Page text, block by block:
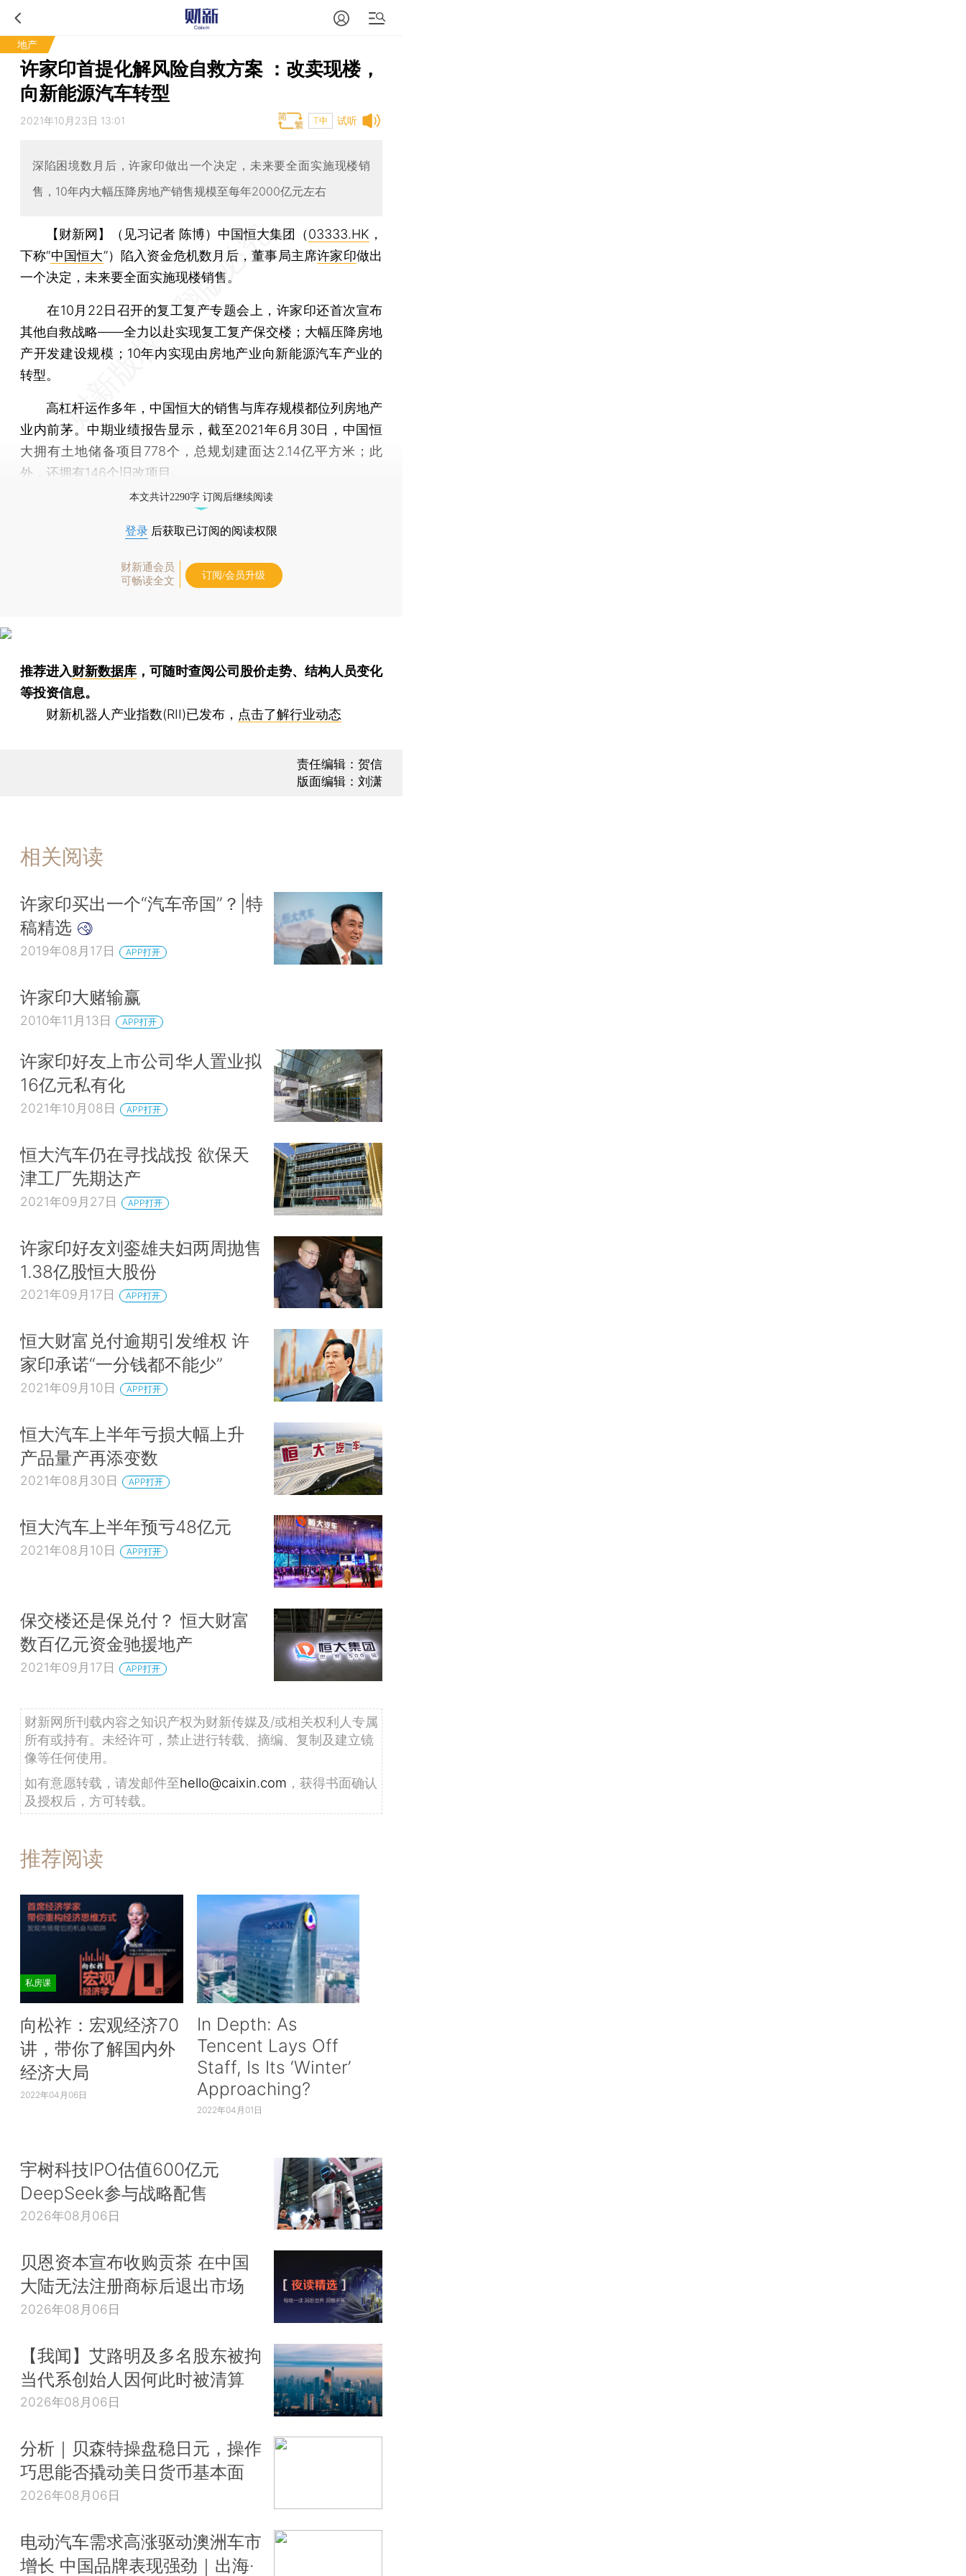
地产
许家印首提化解风险自救方案 ：改卖现楼，
向新能源汽车转型
试听
2021年10月23日 13:01 T中
深陷困境数月后，许家印做出一个决定，未来要全面实施现楼销
售，10年内大幅压降房地产销售规模至每年2000亿元左右
【财新网】（见习记者 陈博） 中国恒大集团（03333.HK ，
下称“中国恒大”）陷入资金危机数月后，董事局主席许家印做出
一个决定，未来要全面实施现楼销售。
在10月22日召开的复工复产专题会上，许家印还首次宣布
其他自救战略——全力以赴实现复工复产保交楼；大幅压降房地
产开发建设规模；10年内实现由房地产业向新能源汽车产业的
转型。
高杠杆运作多年，中国恒大的销售与库存规模都位列房地产
业内前茅。中期业绩报告显示，截至2021年6月30日，中国恒
大拥有土地储备项目778个，总规划建面达2.14亿平方米；此
外，还拥有146个旧改项目。
本文共计2290字 订阅后继续阅读
登录 后获取已订阅的阅读权限
财新通会员
可畅读全文
订阅/会员升级
推荐进入财新数据库 ，可随时查阅公司股价走势、结构人员变化
等投资信息。
财新机器人产业指数(RII)已发布， 点击了解行业动态
责任编辑：贺信
版面编辑：刘潇
相关阅读
许家印买出一个“汽车帝国”？|特
稿精选
2019年08月17日 APP打开
许家印大赌输赢
2010年11月13日 APP打开
许家印好友上市公司华人置业拟
16亿元私有化
2021年10月08日 APP打开
恒大汽车仍在寻找战投 欲保天
津工厂先期达产
2021年09月27日 APP打开
许家印好友刘銮雄夫妇两周抛售
1.38亿股恒大股份
2021年09月17日 APP打开
恒大财富兑付逾期引发维权 许
家印承诺“一分钱都不能少”
2021年09月10日 APP打开
恒大汽车上半年亏损大幅上升
产品量产再添变数
2021年08月30日 APP打开
恒大汽车上半年预亏48亿元
2021年08月10日 APP打开
保交楼还是保兑付？ 恒大财富
数百亿元资金驰援地产
2021年09月17日 APP打开
财新网所刊载内容之知识产权为财新传媒及/或相关权利人专属
所有或持有。未经许可，禁止进行转载、摘编、复制及建立镜
像等任何使用。
如有意愿转载，请发邮件至hello@caixin.com ，获得书面确认
及授权后，方可转载。
推荐阅读
私房课
向松祚：宏观经济70
讲，带你了解国内外
经济大局
2022年04月06日
In Depth: As
Tencent Lays Off
Staff, Is Its ‘Winter’
Approaching?
2022年04月01日
宇树科技IPO估值600亿元
DeepSeek参与战略配售
2026年08月06日
贝恩资本宣布收购贡茶 在中国
大陆无法注册商标后退出市场
2026年08月06日
【我闻】艾路明及多名股东被拘
当代系创始人因何此时被清算
2026年08月06日
分析｜贝森特操盘稳日元，操作
巧思能否撬动美日货币基本面
2026年08月06日
电动汽车需求高涨驱动澳洲车市
增长 中国品牌表现强劲｜出海·